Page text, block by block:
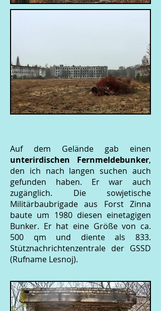
Auf dem Gelände gab einen
unterirdischen Fernmeldebunker,
den ich nach langen suchen auch
gefunden haben. Er war auch
zugänglich. Die sowjetische
Militärbaubrigade aus Forst Zinna
baute um 1980 diesen einetagigen
Bunker. Er hat eine Größe von ca.
500 qm und diente als 833.
Stütznachrichtenzentrale der GSSD
(Rufname Lesnoj).